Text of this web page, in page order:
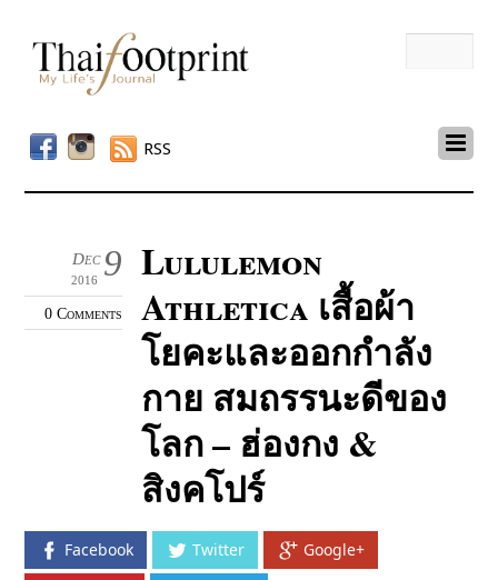
RSS
9
Dec
2016
0 Comments
Lululemon
Athletica เสื้อผ้า
โยคะและออกกำลัง
กาย สมถรรนะดีของ
โลก – ฮ่องกง &
สิงคโปร์
Facebook Twitter Google+